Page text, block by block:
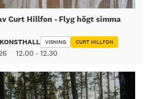
Curt Hillfon - Flyg högt simma
VISNING CURT HILLFON
12.00 -12.30